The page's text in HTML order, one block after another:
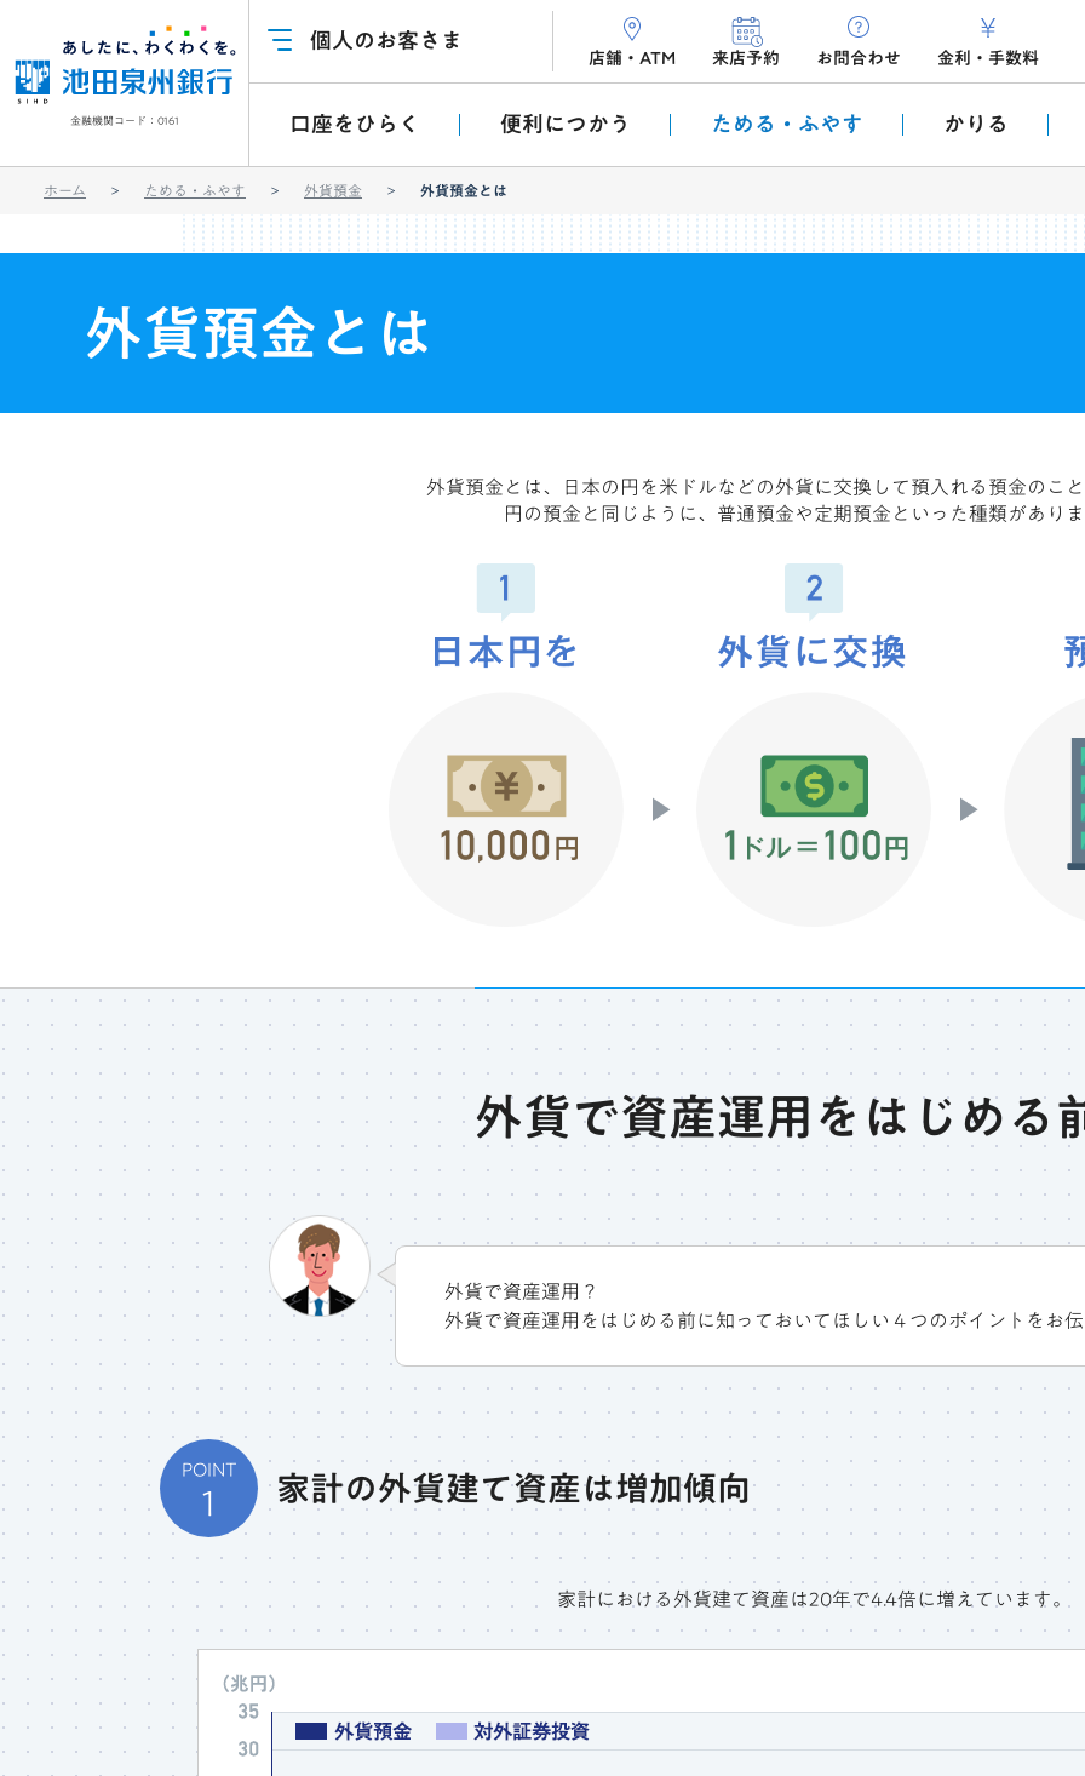
金融機関コード：0161
個人のお客さま
店舗・ATM 来店予約 お問合わせ 金利 ・ 手数料
口座をひらく 便利につかう ためる・ふやす かりる
ホーム ためる・ふやす 外貨預金 外貨預金とは
外貨預金とは
外貨預金とは、日本の円を米ドルなどの外貨に交換して預入れる預金のこ
円の預金と同じように、普通預金や定期預金といった種類があり
外貨で資産運用をはじめる
外貨で資産運用？
外貨で資産運用をはじめる前に知っておいてほしい４つのポイントをお
POINT
1 家計の外貨建て資産は増加傾向
家計における外貨建て資産は20年で4.4倍に増えています。